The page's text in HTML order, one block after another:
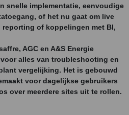
snelle implementatie, eenvoudige
of het nu gaat om live
of koppelingen met BI,
AGC en A&S Energie
alles van troubleshooting en
vergelijking. Het is gebouwd
voor dagelijkse gebruikers
over meerdere sites uit te rollen.